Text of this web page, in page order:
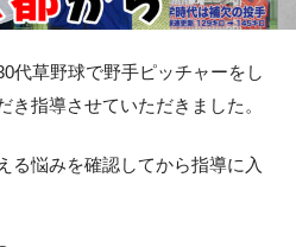
代草野球で野手ピッチャーをし
き指導させていただきました。
る悩みを確認してから指導に入